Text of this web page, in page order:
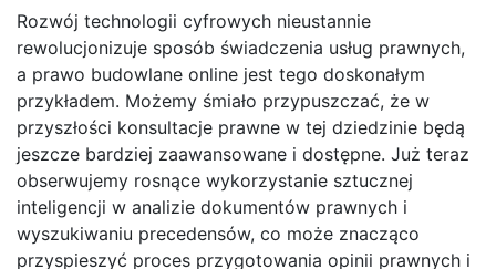
Rozwój technologii cyfrowych nieustannie
rewolucjonizuje sposób świadczenia usług prawnych,
a prawo budowlane online jest tego doskonałym
przykładem. Możemy śmiało przypuszczać, że w
przyszłości konsultacje prawne w tej dziedzinie będą
jeszcze bardziej zaawansowane i dostępne. Już teraz
obserwujemy rosnące wykorzystanie sztucznej
inteligencji w analizie dokumentów prawnych i
wyszukiwaniu precedensów, co może znacząco
przyspieszyć proces przygotowania opinii prawnych i